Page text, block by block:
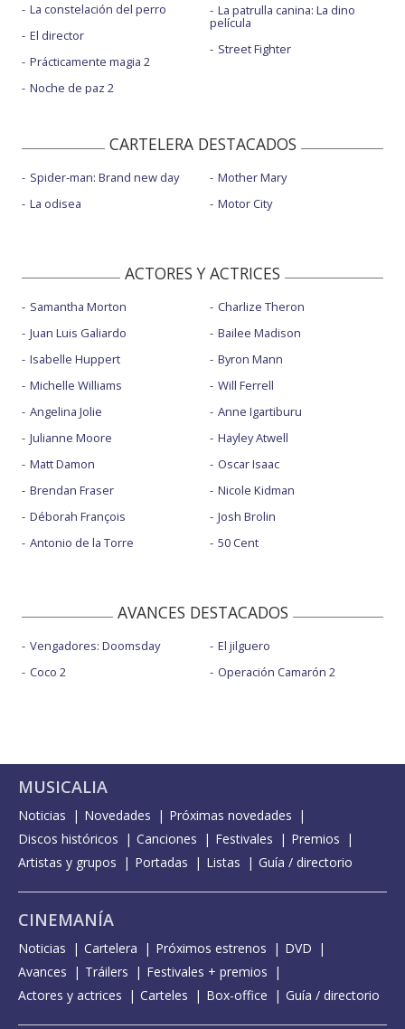
La constelación del perro
El director
Prácticamente magia 2
Noche de paz 2
La patrulla canina: La dino
película
Street Fighter
CARTELERA DESTACADOS
Spider-man: Brand new day
La odisea
Mother Mary
Motor City
ACTORES Y ACTRICES
Samantha Morton
Juan Luis Galiardo
Isabelle Huppert
Michelle Williams
Angelina Jolie
Julianne Moore
Matt Damon
Brendan Fraser
Déborah François
Antonio de la Torre
Charlize Theron
Bailee Madison
Byron Mann
Will Ferrell
Anne Igartiburu
Hayley Atwell
Oscar Isaac
Nicole Kidman
Josh Brolin
50 Cent
AVANCES DESTACADOS
Vengadores: Doomsday
Coco 2
El jilguero
Operación Camarón 2
MUSICALIA
Noticias Novedades
Próximas novedades
Discos históricos
Canciones Festivales
Premios
Artistas y grupos
Portadas Listas Guía / directorio
CINEMANÍA
Noticias Cartelera Próximos estrenos
DVD
Avances
Tráilers
Festivales + premios
Actores y actrices
Carteles Box-office Guía / directorio